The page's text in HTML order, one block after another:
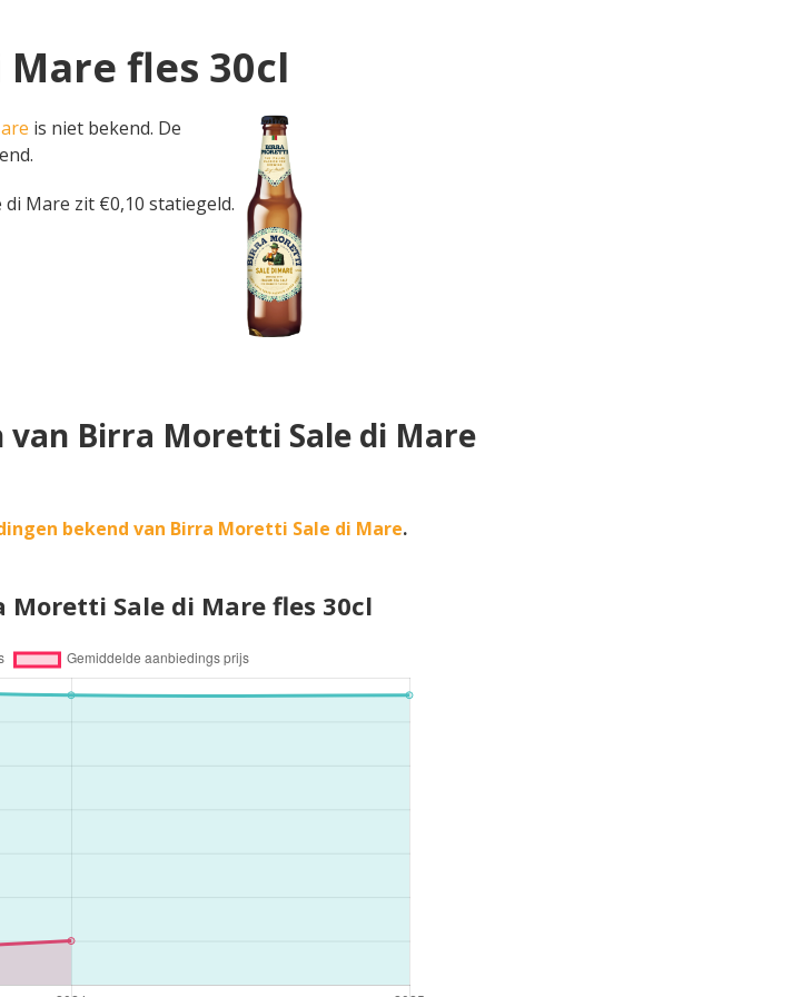
fles 30cl
is niet bekend. De
Mare zit €0,10 statiegeld.
Birra Moretti Sale di Mare
bekend van Birra Moretti Sale di Mare.
Sale di Mare fles 30cl